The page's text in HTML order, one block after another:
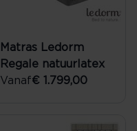
Matras Ledorm
Regale natuurlatex
Vanaf€ 1.799,00